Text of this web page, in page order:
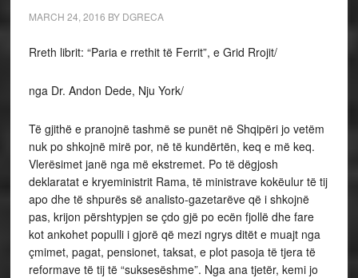
MARCH 24, 2016 BY DGRECA
Rreth librit: “Paria e rrethit të Ferrit”, e Grid Rrojit/
nga Dr. Andon Dede, Nju York/
Të gjithë e pranojnë tashmë se punët në Shqipëri jo vetëm
nuk po shkojnë mirë por, në të kundërtën, keq e më keq.
Vlerësimet janë nga më ekstremet. Po të dëgjosh
deklaratat e kryeministrit Rama, të ministrave kokëulur të tij
apo dhe të shpurës së analisto-gazetarëve që i shkojnë
pas, krijon përshtypjen se çdo gjë po ecën fjollë dhe fare
kot ankohet populli i gjorë që mezi ngrys ditët e muajt nga
çmimet, pagat, pensionet, taksat, e plot pasoja të tjera të
reformave të tij të “suksesëshme”. Nga ana tjetër, kemi jo